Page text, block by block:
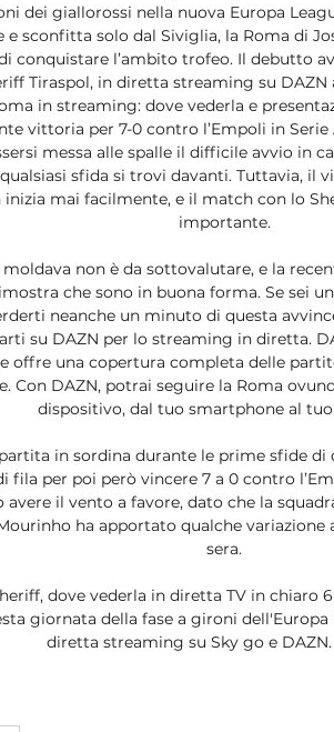
dei giallorossi nella nuova Europa
e sconfitta solo dal Siviglia, la Roma di
conquistare l’ambito trofeo. Il debutto
Tiraspol, in diretta streaming su DAZN
in streaming: dove vederla e
vittoria per 7-0 contro l’Empoli in Serie
messa alle spalle il difficile avvio in
sfida si trovi davanti. Tuttavia, il
inizia mai facilmente, e il match con lo
importante.
moldava non è da sottovalutare, e la
che sono in buona forma. Se sei
neanche un minuto di questa
su DAZN per lo streaming in diretta.
offre una copertura completa delle
Con DAZN, potrai seguire la Roma
dispositivo, dal tuo smartphone al
in sordina durante le prime sfide
fila per poi però vincere 7 a 0 contro
avere il vento a favore, dato che la
ha apportato qualche
sera.
dove vederla in diretta TV in chiaro
giornata della fase a gironi
diretta streaming su Sky go e DAZN.